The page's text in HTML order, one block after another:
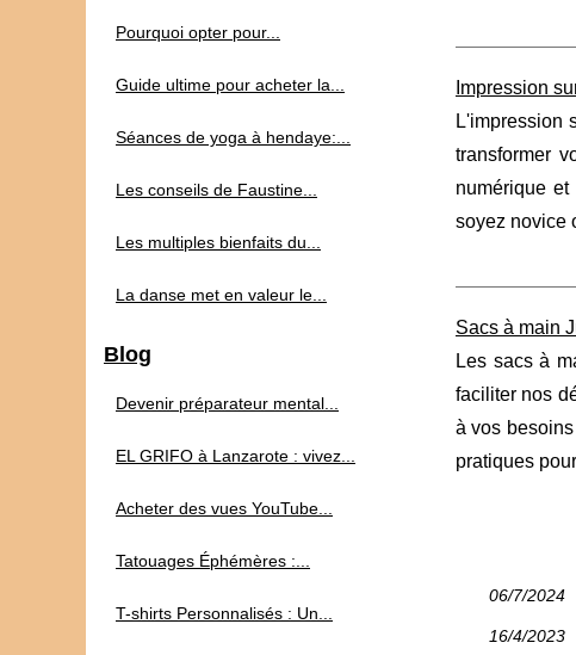
Impression
L'impression
transformer
numérique
soyez novice
Sacs à main
Les sacs à
faciliter nos
à vos
pratiques
06/7/2024
16/4/2023
Pourquoi opter pour...
Guide ultime pour acheter la...
Séances de yoga à hendaye:...
Les conseils de Faustine...
Les multiples bienfaits du...
La danse met en valeur le...
Blog
Devenir préparateur mental...
EL GRIFO à Lanzarote : vivez...
Acheter des vues YouTube...
Tatouages Éphémères :...
T-shirts Personnalisés : Un...